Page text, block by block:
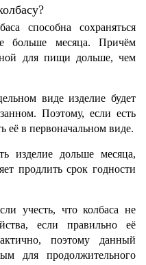
способна сохраняться
больше месяца. Причём
для пищи дольше, чем
виде изделие будет
Поэтому, если есть
её в первоначальном виде.
изделие дольше месяца,
продлить срок годности
учесть, что колбаса не
если правильно её
поэтому данный
для продолжительного